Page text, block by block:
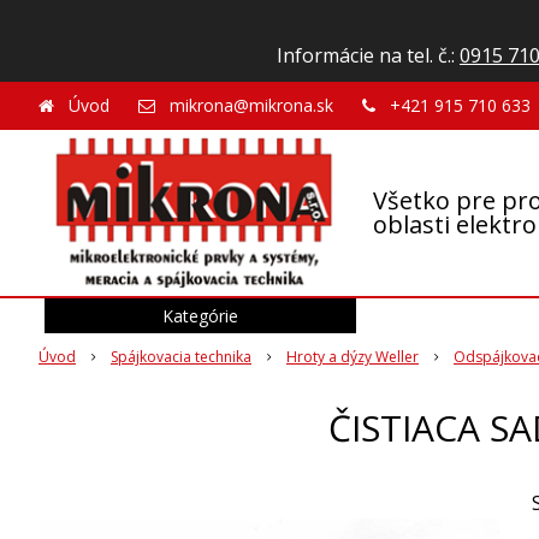
Informácie na tel. č.: 0915
Všetko pre
oblasti
Úvod mikrona@mikrona.sk +421 915 710 633
Úvod Spájkovacia technika Hroty a dýzy Weller
ČISTIACA
Kategórie